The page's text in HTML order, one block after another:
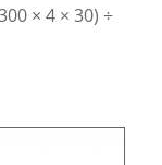
× 4 × 30) ÷